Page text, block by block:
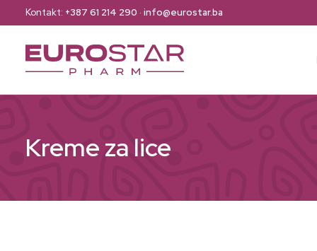
Kontakt: +387 61 214 290 · info@eurostar.ba
Kreme za lice